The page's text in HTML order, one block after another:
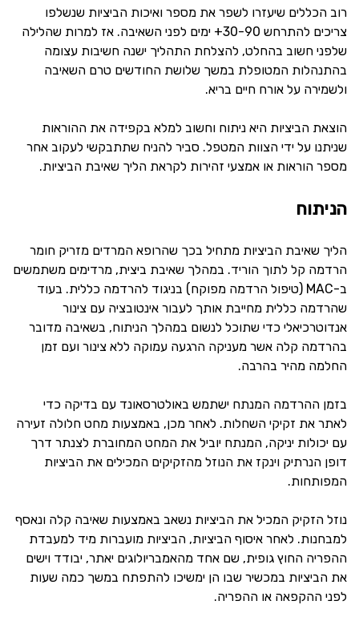
רוב הכללים שיעזרו לשפר את מספר ואיכות הביציות שנשלפו
צריכים להתרחש 30-90+ ימים לפני השאיבה. אז למרות שהלילה
שלפני חשוב בהחלט, להצלחת התהליך ישנה חשיבות עצומה
בהתנהלות המטופלת במשך שלושת החודשים טרם השאיבה
ולשמירה על אורח חיים בריא.
הוצאת הביציות היא ניתוח וחשוב למלא בקפידה את ההוראות
שניתנו על ידי הצוות המטפל. סביר להניח שתתבקשי לעקוב אחר
מספר הוראות או אמצעי זהירות לקראת הליך שאיבת הביציות.
הניתוח
הליך שאיבת הביציות מתחיל בכך שהרופא המרדים מזריק חומר
הרדמה קל לתוך הוריד. במהלך שאיבת ביצית, מרדימים משתמשים
ב-MAC (טיפול הרדמה מפוקח) בניגוד להרדמה כללית. בעוד
שהרדמה כללית מחייבת אותך לעבור אינטובציה עם צינור
אנדוטרכיאלי כדי שתוכל לנשום במהלך הניתוח, בשאיבה מדובר
בהרדמה קלה אשר מעניקה הרגעה עמוקה ללא צינור ועם זמן
החלמה מהיר בהרבה.
בזמן ההרדמה המנתח ישתמש באולטרסאונד עם בדיקה כדי
לאתר את זקיקי השחלות. לאחר מכן, באמצעות מחט חלולה זעירה
עם יכולות יניקה, המנתח יוביל את המחט המחוברת לצנתר דרך
דופן הנרתיק וינקז את הנוזל מהזקיקים המכילים את הביציות
המפותחות.
נוזל הזקיק המכיל את הביציות נשאב באמצעות שאיבה קלה ונאסף
למבחנות. לאחר איסוף הביציות, הביציות מועברות מיד למעבדת
ההפריה החוץ גופית, שם אחד מהאמבריולוגים יאתר, יבודד וישים
את הביציות במכשיר שבו הן ימשיכו להתפתח במשך כמה שעות
לפני ההקפאה או ההפריה.